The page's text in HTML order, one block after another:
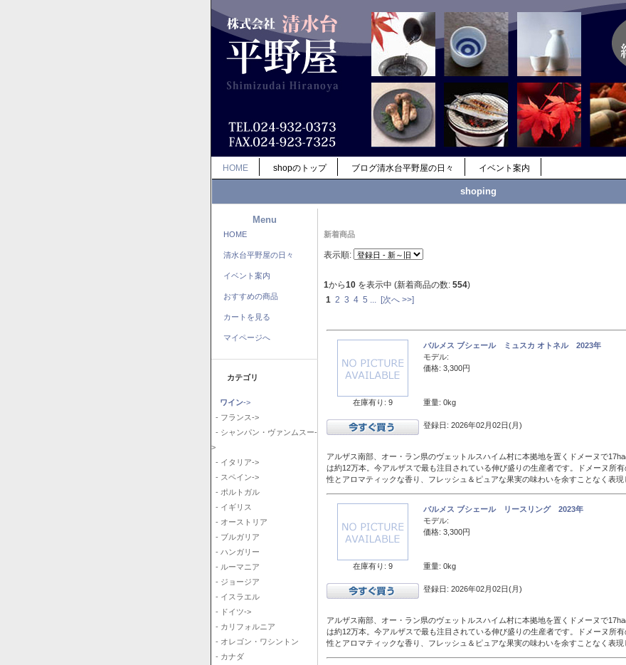
HOME shopのトップ ブログ清水台平野屋の日々 イベント案内
shoping
Menu
HOME
清水台平野屋の日々
イベント案内
おすすめの商品
カートを見る
マイページへ
カテゴリ
ワイン->
- フランス->
- シャンパン・ヴァンムスー-
>
- イタリア->
- スペイン->
- ポルトガル
- イギリス
- オーストリア
- ブルガリア
- ハンガリー
- ルーマニア
- ジョージア
- イスラエル
- ドイツ->
- カリフォルニア
- オレゴン・ワシントン
- カナダ
新着商品
表示順:
1から10 を表示中 (新着商品の数: 554)
1 2 3 4 5 [次へ >>]
在庫有り: 9
バルメス ブシェール ミュスカ オトネル 2023年
モデル:
価格: 3,300円
重量: 0kg
登録日: 2026年02月02日(月)
アルザス南部、オー・ラン県のヴェットルスハイム村に本拠地を置くドメーヌで
は約12万本。今アルザスで最も注目されている伸び盛りの生産者です。ドメーヌ所
性とアロマティックな香り、フレッシュ＆ピュアな果実の味わいを余すことなく表現
在庫有り: 9
バルメス ブシェール リースリング 2023年
モデル:
価格: 3,300円
重量: 0kg
登録日: 2026年02月02日(月)
アルザス南部、オー・ラン県のヴェットルスハイム村に本拠地を置くドメーヌで
は約12万本。今アルザスで最も注目されている伸び盛りの生産者です。ドメーヌ所
性とアロマティックな香り、フレッシュ＆ピュアな果実の味わいを余すことなく表現